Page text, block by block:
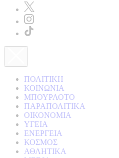
ΠΟΛΙΤΙΚΗ
ΚΟΙΝΩΝΙΑ
ΜΠΟΥΡΛΟΤΟ
ΠΑΡΑΠΟΛΙΤΙΚΑ
ΟΙΚΟΝΟΜΙΑ
ΥΓΕΙΑ
ΕΝΕΡΓΕΙΑ
ΚΟΣΜΟΣ
ΑΘΛΗΤΙΚΑ